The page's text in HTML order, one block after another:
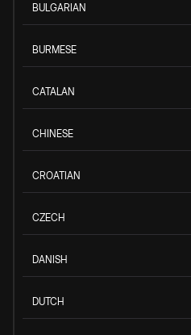
BULGARIAN
BURMESE
CATALAN
CHINESE
CROATIAN
CZECH
DANISH
DUTCH